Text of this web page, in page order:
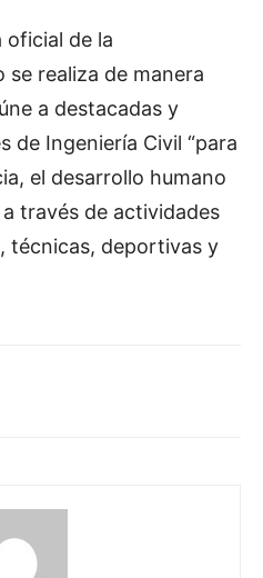
oficial de la
se realiza de manera
a destacadas y
de Ingeniería Civil “para
el desarrollo humano
través de actividades
técnicas, deportivas y